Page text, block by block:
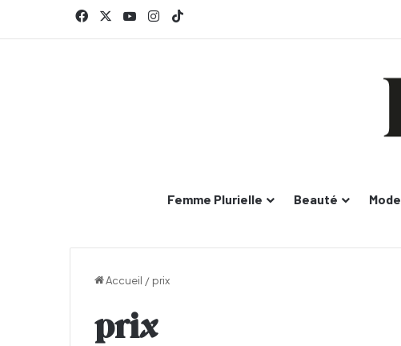
FacebookYouTubeInstagram
Femme Plurielle Beauté Mode
Accueil / prix
prix